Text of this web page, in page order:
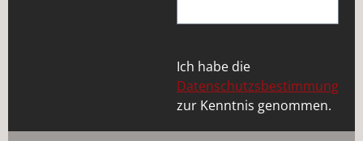
Ich habe die
Datenschutzsbestimmung
zur Kenntnis genommen.